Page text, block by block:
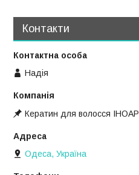
Контакти
Надія
Кератин для волосся ІНОАР
Одеса, Україна